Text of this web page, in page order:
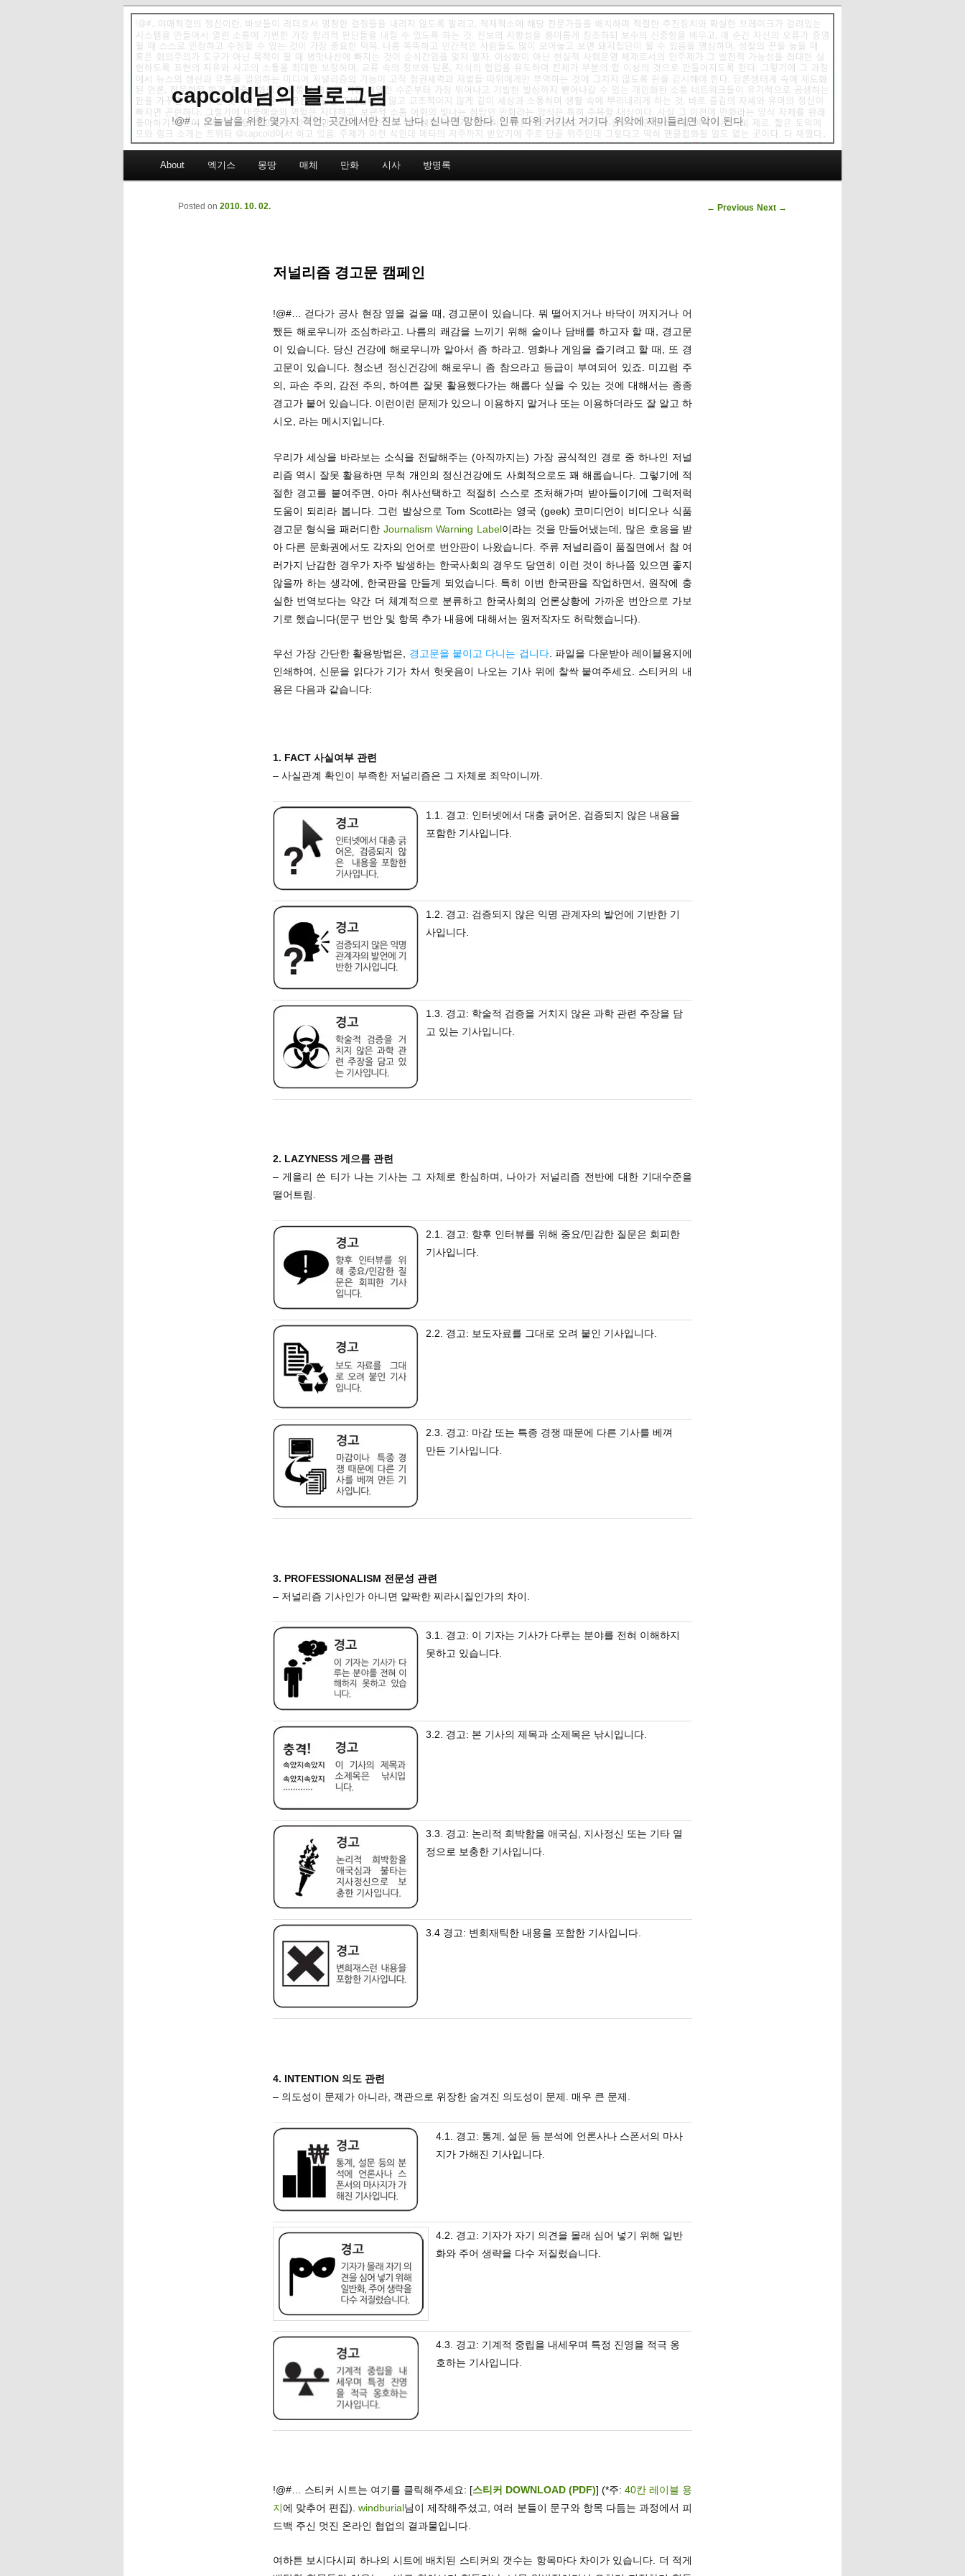
capcold님의 블로그님
!@#… 오늘날을 위한 몇가지 격언: 곳간에서만 진보 난다. 신나면 망한다. 인류 따위 거기서 거기다. 위악에 재미들리면 악이 된다.
Skip to primary content
Skip to secondary content
About 엑기스 몽땅 매체 만화 시사 방명록
Post navigation
← Previous Next →
저널리즘 경고문 캠페인
Posted on 2010. 10. 02.
!@#… 걷다가 공사 현장 옆을 걸을 때, 경고문이 있습니다. 뭐 떨어지거나 바닥이 꺼지거나 어
쨌든 해로우니까 조심하라고. 나름의 쾌감을 느끼기 위해 술이나 담배를 하고자 할 때, 경고문
이 있습니다. 당신 건강에 해로우니까 알아서 좀 하라고. 영화나 게임을 즐기려고 할 때, 또 경
고문이 있습니다. 청소년 정신건강에 해로우니 좀 참으라고 등급이 부여되어 있죠. 미끄럼 주
의, 파손 주의, 감전 주의, 하여튼 잘못 활용했다가는 해롭다 싶을 수 있는 것에 대해서는 종종
경고가 붙어 있습니다. 이런이런 문제가 있으니 이용하지 말거나 또는 이용하더라도 잘 알고 하
시오, 라는 메시지입니다.
우리가 세상을 바라보는 소식을 전달해주는 (아직까지는) 가장 공식적인 경로 중 하나인 저널
리즘 역시 잘못 활용하면 무척 개인의 정신건강에도 사회적으로도 꽤 해롭습니다. 그렇기에 적
절한 경고를 붙여주면, 아마 취사선택하고 적절히 스스로 조처해가며 받아들이기에 그럭저럭
도움이 되리라 봅니다. 그런 발상으로 Tom Scott라는 영국 (geek) 코미디언이 비디오나 식품
경고문 형식을 패러디한 Journalism Warning Label이라는 것을 만들어냈는데, 많은 호응을 받
아 다른 문화권에서도 각자의 언어로 번안판이 나왔습니다. 주류 저널리즘이 품질면에서 참 여
러가지 난감한 경우가 자주 발생하는 한국사회의 경우도 당연히 이런 것이 하나쯤 있으면 좋지
않을까 하는 생각에, 한국판을 만들게 되었습니다. 특히 이번 한국판을 작업하면서, 원작에 충
실한 번역보다는 약간 더 체계적으로 분류하고 한국사회의 언론상황에 가까운 번안으로 가보
기로 했습니다(문구 번안 및 항목 추가 내용에 대해서는 원저작자도 허락했습니다).
우선 가장 간단한 활용방법은, 경고문을 붙이고 다니는 겁니다. 파일을 다운받아 레이블용지에
인쇄하여, 신문을 읽다가 기가 차서 헛웃음이 나오는 기사 위에 찰싹 붙여주세요. 스티커의 내
용은 다음과 같습니다:
1. FACT 사실여부 관련
– 사실관계 확인이 부족한 저널리즘은 그 자체로 죄악이니까.
1.1. 경고: 인터넷에서 대충 긁어온, 검증되지 않은 내용을
포함한 기사입니다.
1.2. 경고: 검증되지 않은 익명 관계자의 발언에 기반한 기
사입니다.
1.3. 경고: 학술적 검증을 거치지 않은 과학 관련 주장을 담
고 있는 기사입니다.
2. LAZYNESS 게으름 관련
– 게을리 쓴 티가 나는 기사는 그 자체로 한심하며, 나아가 저널리즘 전반에 대한 기대수준을
떨어트림.
2.1. 경고: 향후 인터뷰를 위해 중요/민감한 질문은 회피한
기사입니다.
2.2. 경고: 보도자료를 그대로 오려 붙인 기사입니다.
2.3. 경고: 마감 또는 특종 경쟁 때문에 다른 기사를 베껴
만든 기사입니다.
3. PROFESSIONALISM 전문성 관련
– 저널리즘 기사인가 아니면 얄팍한 찌라시질인가의 차이.
3.1. 경고: 이 기자는 기사가 다루는 분야를 전혀 이해하지
못하고 있습니다.
3.2. 경고: 본 기사의 제목과 소제목은 낚시입니다.
3.3. 경고: 논리적 희박함을 애국심, 지사정신 또는 기타 열
정으로 보충한 기사입니다.
3.4 경고: 변희재틱한 내용을 포함한 기사입니다.
4. INTENTION 의도 관련
– 의도성이 문제가 아니라, 객관으로 위장한 숨겨진 의도성이 문제. 매우 큰 문제.
4.1. 경고: 통계, 설문 등 분석에 언론사나 스폰서의 마사
지가 가해진 기사입니다.
4.2. 경고: 기자가 자기 의견을 몰래 심어 넣기 위해 일반
화와 주어 생략을 다수 저질렀습니다.
4.3. 경고: 기계적 중립을 내세우며 특정 진영을 적극 옹
호하는 기사입니다.
!@#… 스티커 시트는 여기를 클릭해주세요: [스티커 DOWNLOAD (PDF)] (*주:40칸 레이블 용
지에 맞추어 편집).windburial님이 제작해주셨고, 여러 분들이 문구와 항목 다듬는 과정에서 피
드백 주신 멋진 온라인 협업의 결과물입니다.
여하튼 보시다시피 하나의 시트에 배치된 스티커의 갯수는 항목마다 차이가 있습니다. 더 적게